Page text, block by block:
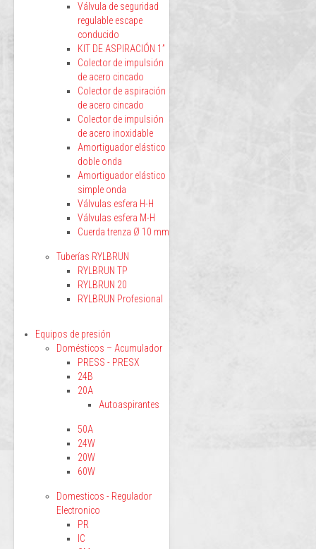
Válvula de seguridad
regulable escape
conducido
KIT DE ASPIRACIÓN 1”
Colector de impulsión
de acero cincado
Colector de aspiración
de acero cincado
Colector de impulsión
de acero inoxidable
Amortiguador elástico
doble onda
Amortiguador elástico
simple onda
Válvulas esfera H-H
Válvulas esfera M-H
Cuerda trenza Ø 10 mm
Tuberías RYLBRUN
RYLBRUN TP
RYLBRUN 20
RYLBRUN Profesional
Equipos de presión
Domésticos – Acumulador
PRESS - PRESX
24B
20A
Autoaspirantes
50A
24W
20W
60W
Domesticos - Regulador
Electronico
PR
IC